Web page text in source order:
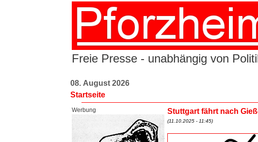
Freie Presse - unabhängig von
08. August 2026
Startseite
Werbung Stuttgart fährt nach
(11.10.2025 - 11:45)